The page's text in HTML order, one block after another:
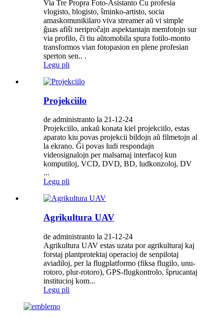
Via Tre Propra Foto-Asistanto Ĉu profesia
vlogisto, blogisto, ŝminko-artisto, socia
amaskomunikilaro viva streamer aŭ vi simple
ĝuas afiŝi neriproĉajn aspektantajn memfotojn sur
via profilo, ĉi tiu aŭtomobila spura fotilo-monto
transformos vian fotopasion en plene profesian
sperton sen.. .
Legu pli
Projekciilo
de administranto la 21-12-24
Projekciilo, ankaŭ konata kiel projekciilo, estas
aparato kiu povas projekcii bildojn aŭ filmetojn al
la ekrano. Ĝi povas ludi respondajn
videosignalojn per malsamaj interfacoj kun
komputiloj, VCD, DVD, BD, ludkonzoloj, DV
...
Legu pli
Agrikultura UAV
de administranto la 21-12-24
Agrikultura UAV estas uzata por agrikulturaj kaj
forstaj plantprotektaj operacioj de senpilotaj
aviadiloj, per la flugplatformo (fiksa flugilo, unu-
rotoro, plur-rotoro), GPS-flugkontrolo, ŝprucantaj
institucioj kom...
Legu pli